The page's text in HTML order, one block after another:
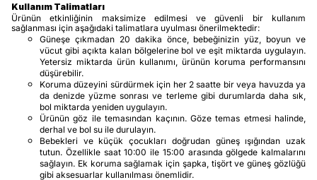
Kullanım Talimatları
Ürünün etkinliğinin maksimize edilmesi ve güvenli bir kullanım
sağlanması için aşağıdaki talimatlara uyulması önerilmektedir:
Güneşe çıkmadan 20 dakika önce, bebeğinizin yüz, boyun ve
vücut gibi açıkta kalan bölgelerine bol ve eşit miktarda uygulayın.
Yetersiz miktarda ürün kullanımı, ürünün koruma performansını
düşürebilir.
Koruma düzeyini sürdürmek için her 2 saatte bir veya havuzda ya
da denizde yüzme sonrası ve terleme gibi durumlarda daha sık,
bol miktarda yeniden uygulayın.
Ürünün göz ile temasından kaçının. Göze temas etmesi halinde,
derhal ve bol su ile durulayın.
Bebekleri ve küçük çocukları doğrudan güneş ışığından uzak
tutun. Özellikle saat 10:00 ile 15:00 arasında gölgede kalmalarını
sağlayın. Ek koruma sağlamak için şapka, tişört ve güneş gözlüğü
gibi aksesuarlar kullanılması önemlidir.